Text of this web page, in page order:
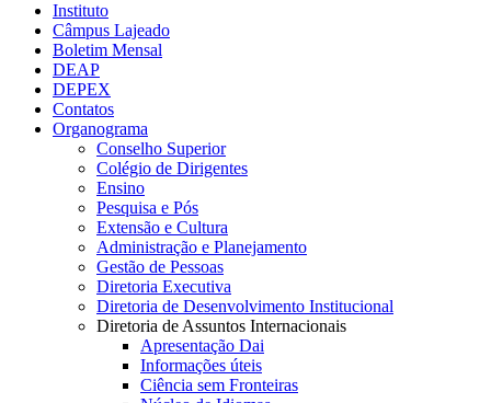
Instituto
Câmpus Lajeado
Boletim Mensal
DEAP
DEPEX
Contatos
Organograma
Conselho Superior
Colégio de Dirigentes
Ensino
Pesquisa e Pós
Extensão e Cultura
Administração e Planejamento
Gestão de Pessoas
Diretoria Executiva
Diretoria de Desenvolvimento Institucional
Diretoria de Assuntos Internacionais
Apresentação Dai
Informações úteis
Ciência sem Fronteiras